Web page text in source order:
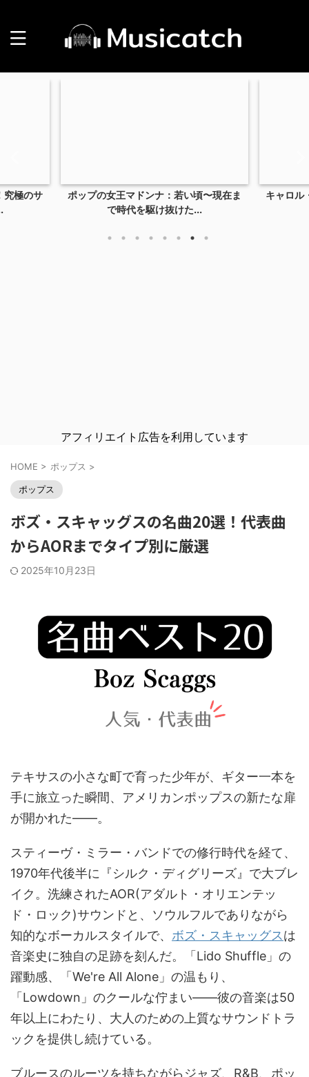
〜現在ま
キャロル・キングの名曲21選！代表曲か
らバラードまでタ...
フレデ
アフィリエイト広告を利用しています
HOME > ポップス >
ポップス
ボズ・スキャッグスの名曲20選！代表曲
からAORまでタイプ別に厳選
2025年10月23日
テキサスの小さな町で育った少年が、ギター一本を
手に旅立った瞬間、アメリカンポップスの新たな扉
が開かれた――。
スティーヴ・ミラー・バンドでの修行時代を経て、
1970年代後半に『シルク・ディグリーズ』で大ブレ
イク。洗練されたAOR(アダルト・オリエンテッ
ド・ロック)サウンドと、ソウルフルでありながら
知的なボーカルスタイルで、 ボズ・スキャッグスは
音楽史に独自の足跡を刻んだ。「Lido Shuffle」の
躍動感、「We're All Alone」の温もり、
「Lowdown」のクールな佇まい――彼の音楽は50
年以上にわたり、大人のための上質なサウンドトラ
ックを提供し続けている。
ブルースのルーツを持ちながらジャズ、R&B、ポッ